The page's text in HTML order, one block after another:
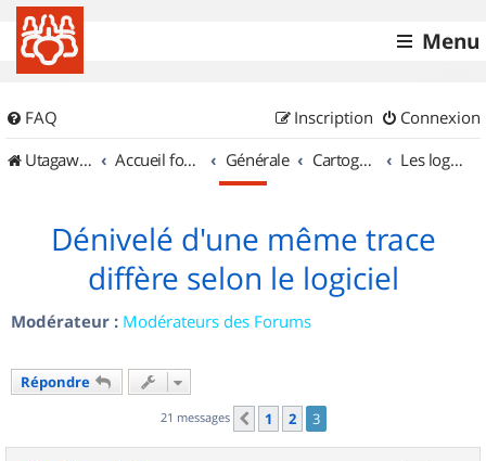
Menu
FAQ Connexion
Inscription
UtagawaVTT (Randos VTT et VTTAE avec traces GPS)
Accueil forum Générale Cartographie et GPS Les logiciels
Dénivelé d'une même trace
diffère selon le logiciel
Modérateur : Modérateurs des Forums
Répondre
21 messages Précédent
1 2 3